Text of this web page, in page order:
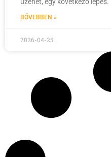
üzenet, egy következő lépés.
BŐVEBBEN »
2026-04-25